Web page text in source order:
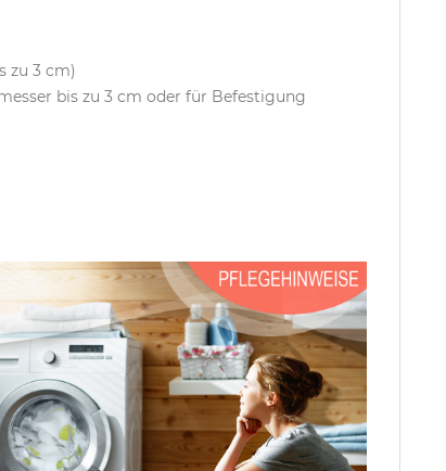
zu 3 cm)
bis zu 3 cm oder für Befestigung